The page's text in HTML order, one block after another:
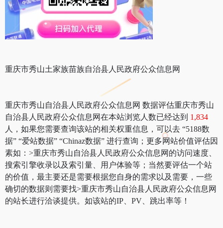
重庆市秀山土家族苗族自治县人民政府公众信息网
重庆市秀山自治县人民政府公众信息网 数据评估重庆市秀山
自治县人民政府公众信息网在本站浏览人数已经达到 1,834
人，如果您需要查询该站的相关权重信息，可以去 “5188数
据” “爱站数据” “Chinaz数据” 进行查询；更多网站价值评估因
素如：>重庆市秀山自治县人民政府公众信息网的访问速度、
搜索引擎收录以及索引量、用户体验等；当然要评估一个站
的价值，最主要还是需要根据您自身的需求以及需要，一些
确切的数据则需要找>重庆市秀山自治县人民政府公众信息网
的站长进行洽谈提供。如该站的IP、PV、跳出率等！